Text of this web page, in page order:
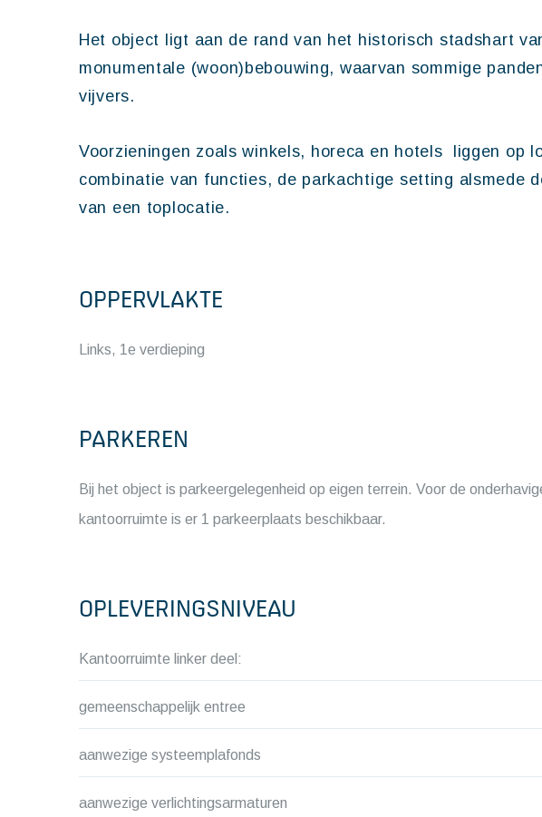
Het object ligt aan de rand van het historisch stadshart
monumentale (woon)bebouwing, waarvan sommige
vijvers.
Voorzieningen zoals winkels, horeca en hotels liggen op
combinatie van functies, de parkachtige setting alsmede
van een toplocatie.
OPPERVLAKTE
Links, 1e verdieping
PARKEREN
Bij het object is parkeergelegenheid op eigen terrein. Voor de
kantoorruimte is er 1 parkeerplaats beschikbaar.
OPLEVERINGSNIVEAU
Kantoorruimte linker deel:
gemeenschappelijk entree
aanwezige systeemplafonds
aanwezige verlichtingsarmaturen